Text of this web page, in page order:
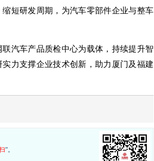
短研发周期，为汽车零部件企业与整车
汽车产品质检中心为载体，持续提升智
力支撑企业技术创新，助力厦门及福建
”。